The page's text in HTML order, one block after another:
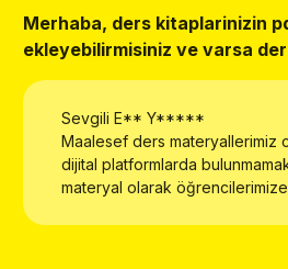
Merhaba, ders kitaplarinizin
ekleyebilirmisiniz ve varsa
Sevgili E** Y*****
Maalesef ders materyallerimiz
dijital platformlarda
materyal olarak öğrencilerimize